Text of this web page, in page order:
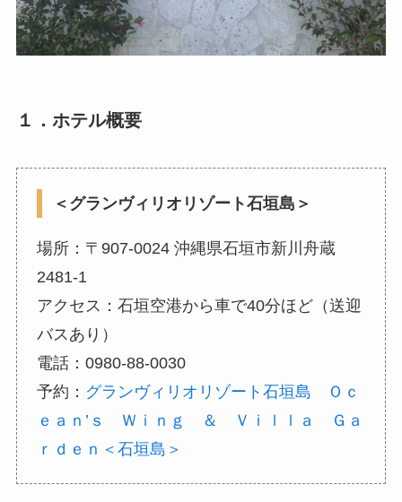
１．ホテル概要
＜グランヴィリオリゾート石垣島＞
場所：〒907-0024 沖縄県石垣市新川舟蔵
2481-1
アクセス：石垣空港から車で40分ほど（送迎
バスあり）
電話：0980-88-0030
予約： グランヴィリオリゾート石垣島 Ｏｃ
ｅａｎ’ｓ Ｗｉｎｇ ＆ Ｖｉｌｌａ Ｇａ
ｒｄｅｎ＜石垣島＞